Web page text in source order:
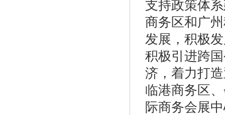
支持政策体
商务区和广
发展，积极
积极引进跨
济，着力打
临港商务区
际商务会展